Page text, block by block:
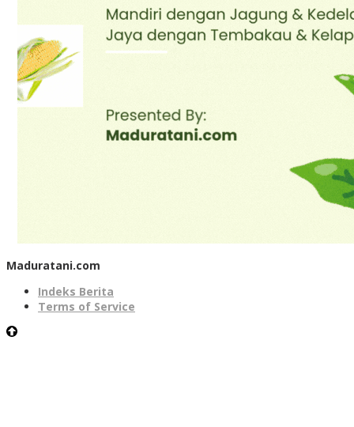
Maduratani.com
Indeks Berita
Terms of Service